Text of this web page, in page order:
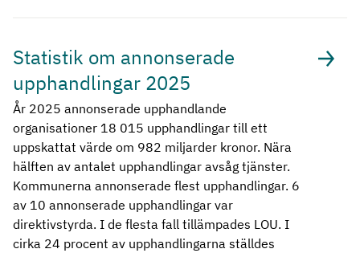
Statistik om annonserade
upphandlingar 2025
År 2025 annonserade upphandlande
organisationer 18 015 upphandlingar till ett
uppskattat värde om 982 miljarder kronor. Nära
hälften av antalet upphandlingar avsåg tjänster.
Kommunerna annonserade flest upphandlingar. 6
av 10 annonserade upphandlingar var
direktivstyrda. I de flesta fall tillämpades LOU. I
cirka 24 procent av upphandlingarna ställdes